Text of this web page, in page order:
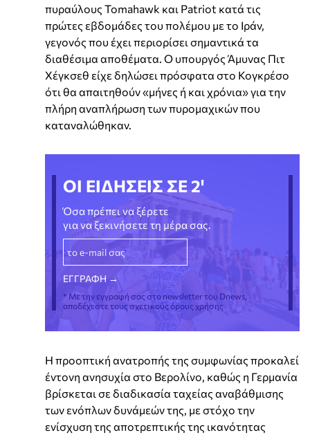
πυραύλους Tomahawk και Patriot κατά τις
πρώτες εβδομάδες του πολέμου με το Ιράν,
γεγονός που έχει περιορίσει σημαντικά τα
διαθέσιμα αποθέματα. Ο υπουργός Άμυνας Πιτ
Χέγκσεθ είχε δηλώσει πρόσφατα στο Κογκρέσο
ότι θα απαιτηθούν «μήνες ή και χρόνια» για την
πλήρη αναπλήρωση των πυρομαχικών που
καταναλώθηκαν.
ΟΙ ΕΙΔΗΣΕΙΣ ΣΕ 2'
Όσα πρέπει να ξέρετε
για να ξεκινήσετε τη μέρα σας.
* Με την εγγραφή σας στο newsletter του Dnews,
αποδέχεστε τους σχετικούς όρους χρήσης
Η προοπτική ανατροπής της συμφωνίας προκαλεί
έντονη ανησυχία στο Βερολίνο, καθώς η Γερμανία
βρίσκεται σε διαδικασία ταχείας αναβάθμισης
των ενόπλων δυνάμεών της, με στόχο την
ενίσχυση της αποτρεπτικής της ικανότητας